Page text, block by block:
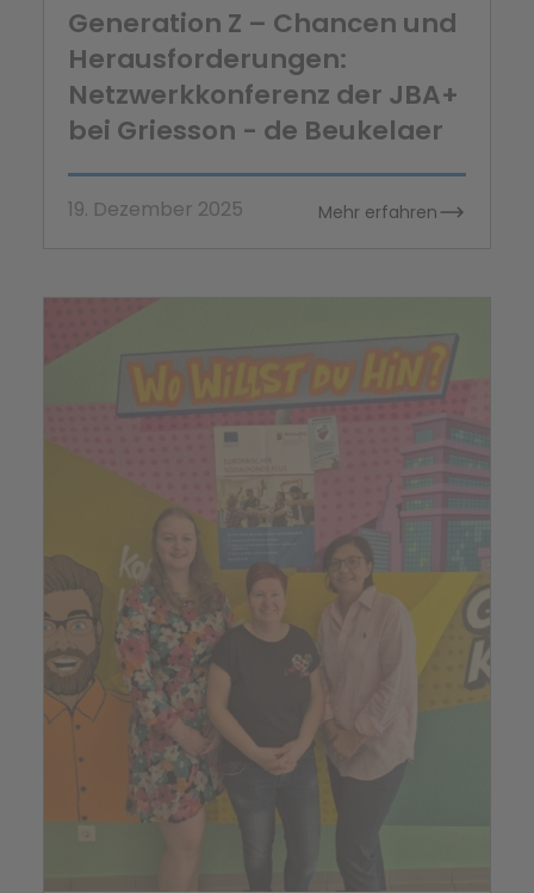
Generation Z – Chancen und
Herausforderungen:
Netzwerkkonferenz der JBA+
bei Griesson - de Beukelaer
19. Dezember 2025 Mehr erfahren